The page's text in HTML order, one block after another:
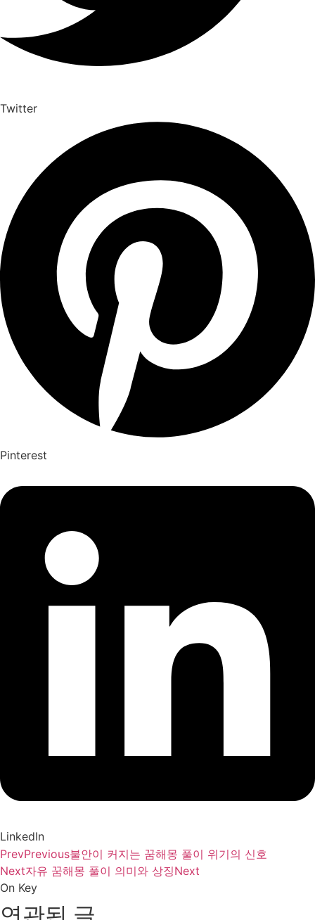
Twitter
Pinterest
LinkedIn
PrevPrevious불안이 커지는 꿈해몽 풀이 위기의 신호
Next자유 꿈해몽 풀이 의미와 상징Next
On Key